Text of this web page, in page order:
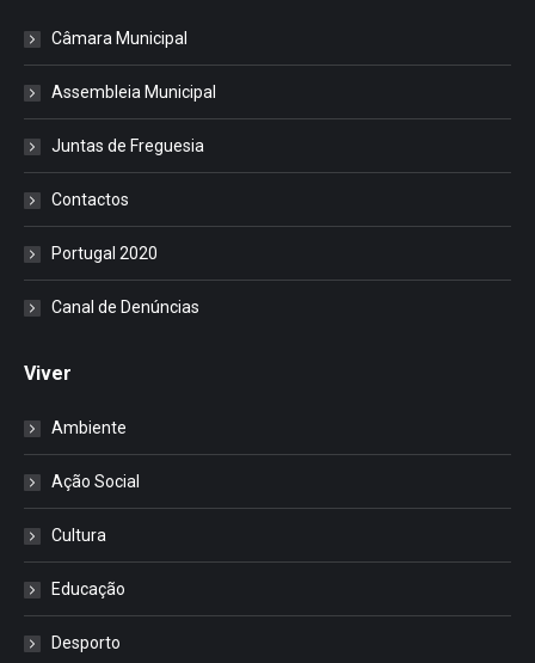
Câmara Municipal
Assembleia Municipal
Juntas de Freguesia
Contactos
Portugal 2020
Canal de Denúncias
Viver
Ambiente
Ação Social
Cultura
Educação
Desporto